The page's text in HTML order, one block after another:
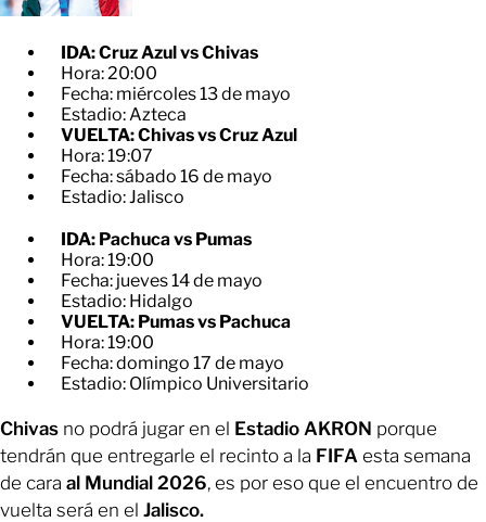
IDA: Cruz Azul vs Chivas
Hora: 20:00
Fecha: miércoles 13 de mayo
Estadio: Azteca
VUELTA: Chivas vs Cruz Azul
Hora: 19:07
Fecha: sábado 16 de mayo
Estadio: Jalisco
IDA: Pachuca vs Pumas
Hora: 19:00
Fecha: jueves 14 de mayo
Estadio: Hidalgo
VUELTA: Pumas vs Pachuca
Hora: 19:00
Fecha: domingo 17 de mayo
Estadio: Olímpico Universitario
Chivas no podrá jugar en el Estadio AKRON porque
tendrán que entregarle el recinto a la FIFA esta semana
de cara al Mundial 2026, es por eso que el encuentro de
vuelta será en el Jalisco.